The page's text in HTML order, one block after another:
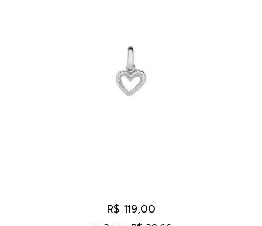
R$ 119,00